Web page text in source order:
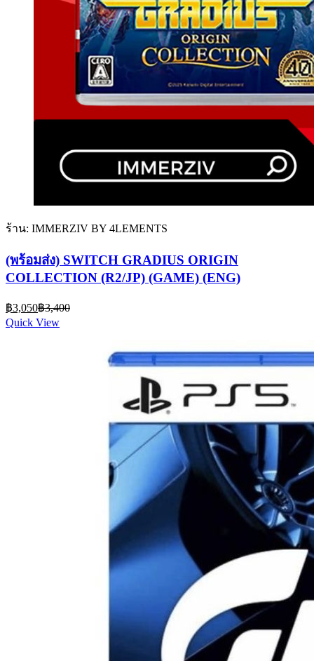
ร้าน: IMMERZIV BY 4LEMENTS
(พร้อมส่ง) SWITCH GRADIUS ORIGIN
COLLECTION (R2/JP) (GAME) (ENG)
฿3,050Current
price
is:
฿3,400Original
Quick View